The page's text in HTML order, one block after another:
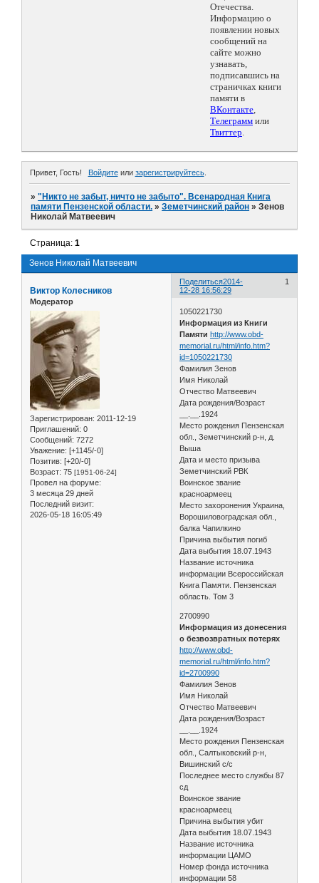
Отечества.
Информацию о
появлении новых
сообщений на
сайте можно
узнавать,
подписавшись на
страничках книги
памяти в
ВКонтакте,
Телеграмм или
Твиттер.
Привет, Гость! Войдитеили зарегистрируйтесь.
»"Никто не забыт, ничто не забыто". Всенародная Книга
памяти Пензенской области. »Земетчинский район »Зенов
Николай Матвеевич
Зенов Николай Матвеевич
Страница:1
Поделиться 1
2014-
12-28 16:56:29
Виктор Колесников
Модератор
Зарегистрирован: 2011-12-19
Приглашений: 0
Сообщений: 7272
Уважение: [+1145/-0]
Позитив: [+20/-0]
Возраст: 75 [1951-06-24]
Провел на форуме:
3 месяца 29 дней
Последний визит:
2026-05-18 16:05:49
1050221730
Информация из Книги
Памяти http://www.obd-
memorial.ru/html/info.htm?
id=1050221730
Фамилия Зенов
Имя Николай
Отчество Матвеевич
Дата рождения/Возраст
__.__.1924
Место рождения Пензенская
обл., Земетчинский р-н, д.
Выша
Дата и место призыва
Земетчинский РВК
Воинское звание
красноармеец
Место захоронения Украина,
Ворошиловоградская обл.,
балка Чапилкино
Причина выбытия погиб
Дата выбытия 18.07.1943
Название источника
информации Всероссийская
Книга Памяти. Пензенская
область. Том 3
2700990
Информация из донесения
о безвозвратных потерях
http://www.obd-
memorial.ru/html/info.htm?
id=2700990
Фамилия Зенов
Имя Николай
Отчество Матвеевич
Дата рождения/Возраст
__.__.1924
Место рождения Пензенская
обл., Салтыковский р-н,
Вишинский с/с
Последнее место службы 87
сд
Воинское звание
красноармеец
Причина выбытия убит
Дата выбытия 18.07.1943
Название источника
информации ЦАМО
Номер фонда источника
информации 58